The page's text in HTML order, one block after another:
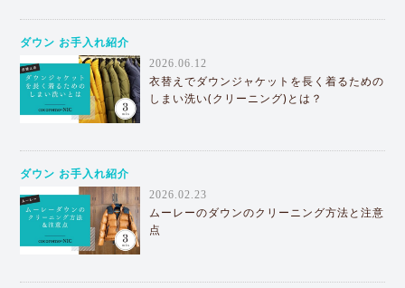
ダウン お手入れ紹介
2026.06.12
衣替えでダウンジャケットを長く着るための
しまい洗い(クリーニング)とは？
ダウン お手入れ紹介
2026.02.23
ムーレーのダウンのクリーニング方法と注意
点